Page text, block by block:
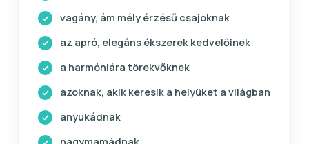
vagány, ám mély érzésű csajoknak
az apró, elegáns ékszerek kedvelőinek
a harmóniára törekvőknek
azoknak, akik keresik a helyüket a világban
anyukádnak
nagymamádnak